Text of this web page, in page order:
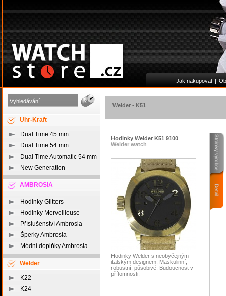
Jak nakupovat |
Uhr-Kraft
Dual Time 45 mm
Dual Time 54 mm
Dual Time Automatic 54 mm
New Generation
AMBROSIA
Hodinky Glitters
Hodinky Merveilleuse
Příslušenství Ambrosia
Šperky Ambrosia
Módní doplňky Ambrosia
Welder
K22
K24
Welder - K51
Hodinky Welder K51 9100
Welder watch
Hodinky Welder s neobyčejným
italským designem. Maskulinní,
robustní, působivé. Budoucnost v
přítomnosti.